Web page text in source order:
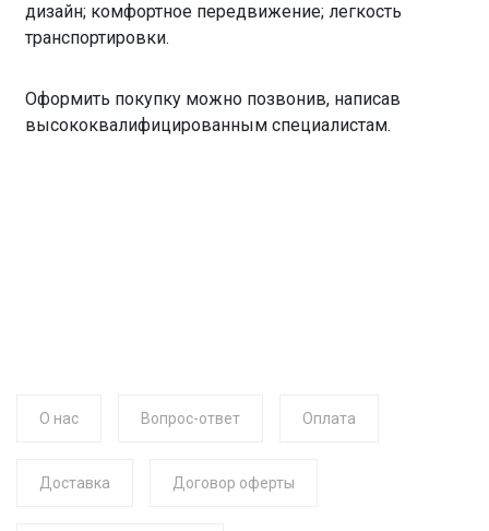
дизайн; комфортное передвижение; легкость
транспортировки.
Оформить покупку можно позвонив, написав
высококвалифицированным специалистам.
О нас Вопрос-ответ Оплата
Доставка Договор оферты